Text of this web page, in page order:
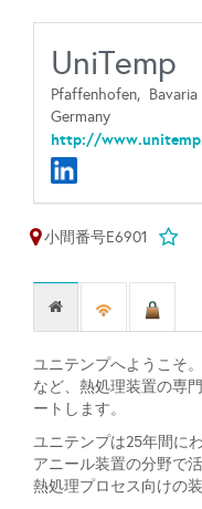
UniTemp
Pfaffenhofen, Bavaria
Germany
http://
小間番号E6901
ユニテンプへようこそ
など、熱処理装置の専
ートします。
ユニテンプは25年間に
アニール装置の分野で
熱処理プロセス向けの